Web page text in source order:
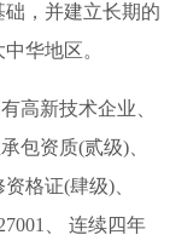
，并建立长期的
华地区。
高新技术企业、
包资质(贰级)、
格证(肆级)、
、 连续四年